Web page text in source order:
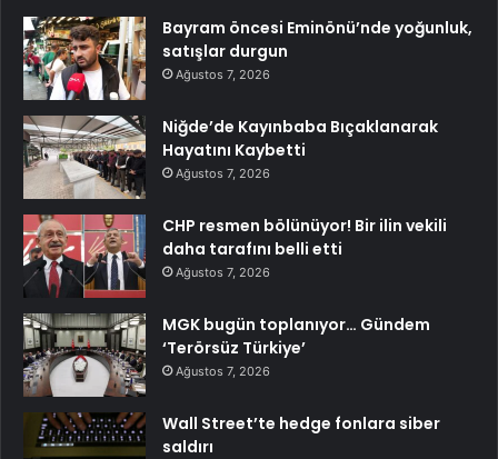
Bayram öncesi Eminönü’nde yoğunluk,
satışlar durgun
Ağustos 7, 2026
Niğde’de Kayınbaba Bıçaklanarak
Hayatını Kaybetti
Ağustos 7, 2026
CHP resmen bölünüyor! Bir ilin vekili
daha tarafını belli etti
Ağustos 7, 2026
MGK bugün toplanıyor… Gündem
‘Terörsüz Türkiye’
Ağustos 7, 2026
Wall Street’te hedge fonlara siber
saldırı